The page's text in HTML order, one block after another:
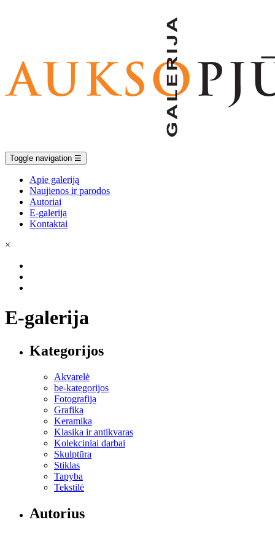
Toggle navigation ☰
Apie galeriją
Naujienos ir parodos
Autoriai
E-galerija
Kontaktai
×
E-galerija
Kategorijos
Akvarelė
be-kategorijos
Fotografija
Grafika
Keramika
Klasika ir antikvaras
Kolekciniai darbai
Skulptūra
Stiklas
Tapyba
Tekstilė
Autorius